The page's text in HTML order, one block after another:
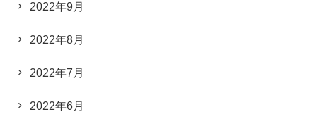
2022年9月
2022年8月
2022年7月
2022年6月